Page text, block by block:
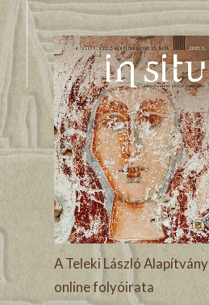
A Teleki László Alapítvány
online folyóirata